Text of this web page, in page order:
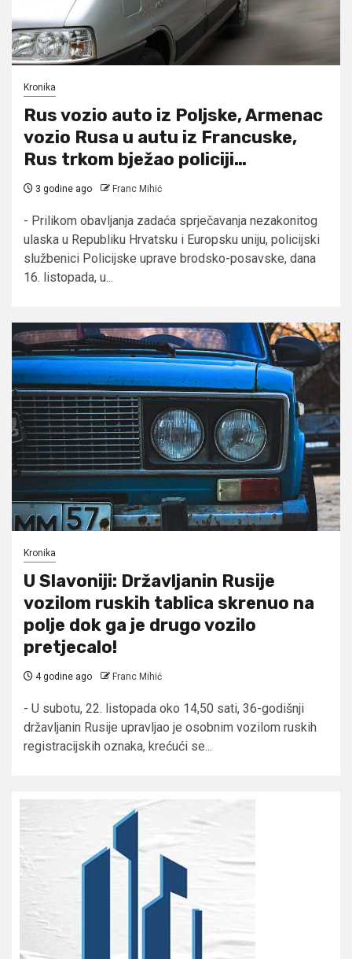
Kronika
Rus vozio auto iz Poljske, Armenac
vozio Rusa u autu iz Francuske,
Rus trkom bježao policiji…
3 godine ago Franc Mihić
- Prilikom obavljanja zadaća sprječavanja nezakonitog
ulaska u Republiku Hrvatsku i Europsku uniju, policijski
službenici Policijske uprave brodsko-posavske, dana
16. listopada, u...
Kronika
U Slavoniji: Državljanin Rusije
vozilom ruskih tablica skrenuo na
polje dok ga je drugo vozilo
pretjecalo!
4 godine ago Franc Mihić
- U subotu, 22. listopada oko 14,50 sati, 36-godišnji
državljanin Rusije upravljao je osobnim vozilom ruskih
registracijskih oznaka, krećući se...